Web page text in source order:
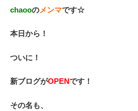
chaooのメンマです☆
本日から！
ついに！
新ブログがOPENです！
その名も、